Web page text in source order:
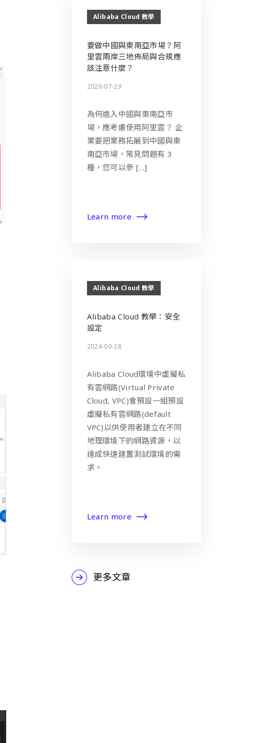
Alibaba Cloud 教學
要做中國與東南亞市場？阿
里雲兩岸三地佈局與合規應
該注意什麼？
2026-07-29
為何進入中國與東南亞市
場，應考慮使用阿里雲？ 企
業要把業務拓展到中國與東
南亞市場，常見問題有 3
種，您可以參 […]
Learn more
Alibaba Cloud 教學
Alibaba Cloud 教學：安全
設定
2024-09-28
Alibaba Cloud環境中虛擬私
有雲網路(Virtual Private
Cloud, VPC)會預設一組預設
虛擬私有雲網路(default
VPC)以供使用者建立在不同
地理環境下的網路資源，以
達成快速建置測試環境的需
求。
Learn more
更多文章